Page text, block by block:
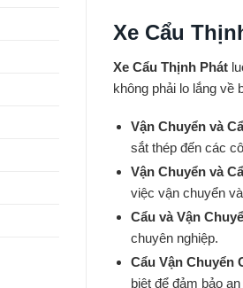
Xe Cẩu
Xe Cẩu Thịnh Phát
không phải lo lắng về
Vận Chuyển và
sắt thép đến các
Vận Chuyển và
việc vận chuyển
Cẩu và Vận
chuyên nghiệp.
Cẩu Vận Chuyển
biệt để đảm bảo